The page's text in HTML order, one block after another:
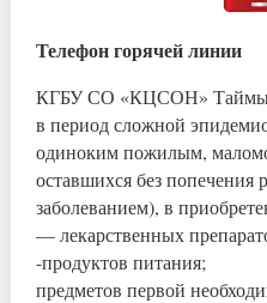
Телефон горячей
КГБУ СО «КЦСОН»
в период сложной
одиноким пожилым,
оставшихся без попечения
заболеванием), в
— лекарственных
-продуктов питания;
предметов первой